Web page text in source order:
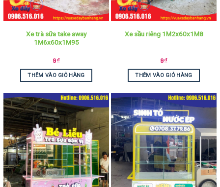
Xe trà sữa take away
1M6x60x1M95
9₫
THÊM VÀO GIỎ HÀNG
Xe sầu riêng 1M2x60x1M8
9₫
THÊM VÀO GIỎ HÀNG